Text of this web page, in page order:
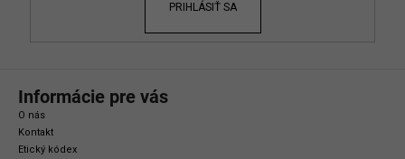
PRIHLÁSIŤ SA
Informácie pre vás
O nás
Kontakt
Etický kódex